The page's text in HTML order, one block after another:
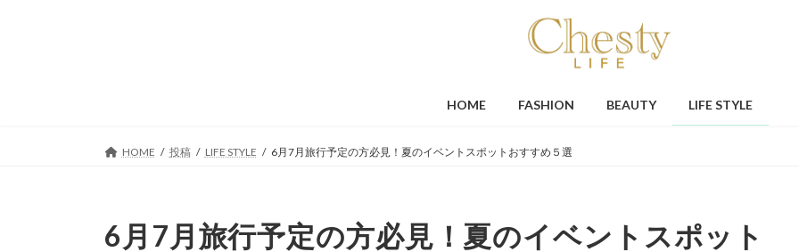
HOME FASHION BEAUTY LIFE STYLE
HOME 投稿 LIFE STYLE 6月7月旅行予定の方必見！夏のイベントスポットおすすめ５選
6月7月旅行予定の方必見！夏のイベントスポット